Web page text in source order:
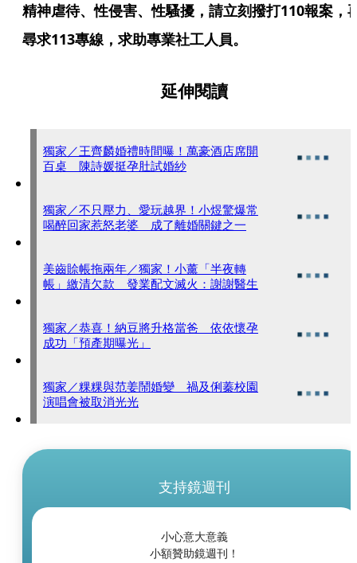
精神虐待、性侵害、性騷擾，請立刻撥打110報案，
尋求113專線，求助專業社工人員。
延伸閱讀
獨家／王齊麟婚禮時間曝！萬豪酒店席開
百桌 陳詩媛挺孕肚試婚紗
獨家／不只壓力、愛玩越界！小煜驚爆常
喝醉回家惹怒老婆 成了離婚關鍵之一
美齒賒帳拖兩年／獨家！小薰「半夜轉
帳」繳清欠款 發業配文滅火：謝謝醫生
獨家／恭喜！納豆將升格當爸 依依懷孕
成功「預產期曝光」
獨家／粿粿與范姜鬧婚變 禍及俐蓁校園
演唱會被取消光光
支持鏡週刊
小心意大意義
小額贊助鏡週刊！